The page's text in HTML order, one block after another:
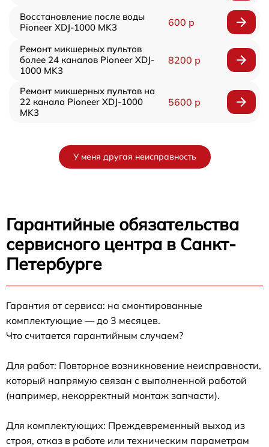
Восстановление после воды
Pioneer XDJ-1000 MK3
600 р
Ремонт микшерных пультов
более 24 каналов Pioneer XDJ-
1000 MK3
8200 р
Ремонт микшерных пультов на
22 канала Pioneer XDJ-1000
MK3
5600 р
У меня другая неисправность
Гарантийные обязательства
сервисного центра в Санкт-
Петербурге
Гарантия от сервиса: на смонтированные
комплектующие — до 3 месяцев.
Что считается гарантийным случаем?
Для работ: Повторное возникновение неисправности,
который напрямую связан с выполненной работой
(например, некорректный монтаж запчасти).
Для комплектующих: Преждевременный выход из
строя, отказ в работе или техническим параметрам